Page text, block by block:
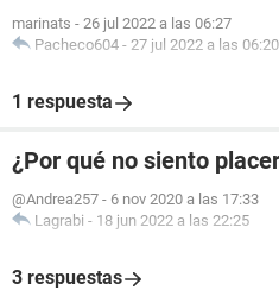
marinats - 26 jul 2022 a las 06:27
Pacheco604 - 27 jul 2022 a las 06:20
1 respuesta
¿Por qué no siento
@Andrea257 - 6 nov 2020 a las 17:33
Lagrabi - 18 jun 2022 a las 22:25
3 respuestas